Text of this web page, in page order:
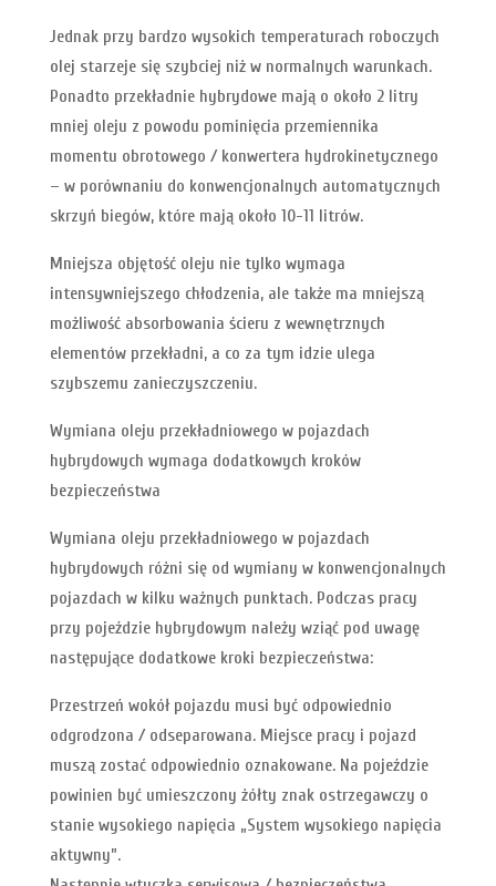
Jednak przy bardzo wysokich temperaturach roboczych
olej starzeje się szybciej niż w normalnych warunkach.
Ponadto przekładnie hybrydowe mają o około 2 litry
mniej oleju z powodu pominięcia przemiennika
momentu obrotowego / konwertera hydrokinetycznego
– w porównaniu do konwencjonalnych automatycznych
skrzyń biegów, które mają około 10-11 litrów.
Mniejsza objętość oleju nie tylko wymaga
intensywniejszego chłodzenia, ale także ma mniejszą
możliwość absorbowania ścieru z wewnętrznych
elementów przekładni, a co za tym idzie ulega
szybszemu zanieczyszczeniu.
Wymiana oleju przekładniowego w pojazdach
hybrydowych wymaga dodatkowych kroków
bezpieczeństwa
Wymiana oleju przekładniowego w pojazdach
hybrydowych różni się od wymiany w konwencjonalnych
pojazdach w kilku ważnych punktach. Podczas pracy
przy pojeździe hybrydowym należy wziąć pod uwagę
następujące dodatkowe kroki bezpieczeństwa:
Przestrzeń wokół pojazdu musi być odpowiednio
odgrodzona / odseparowana. Miejsce pracy i pojazd
muszą zostać odpowiednio oznakowane. Na pojeździe
powinien być umieszczony żółty znak ostrzegawczy o
stanie wysokiego napięcia „System wysokiego napięcia
aktywny”.